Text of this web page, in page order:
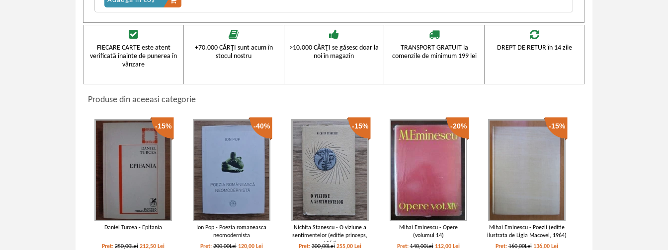
FIECARE CARTE este atent
verificată înainte de punerea în
vânzare
+70.000 CĂRŢI sunt acum în
stocul nostru
>10.000 CĂRŢI se găsesc doar la
noi în magazin
TRANSPORT GRATUIT la
comenzile de minimum 199 lei
DREPT DE RETUR în 14 zile
Produse din aceeasi categorie
-15%
Daniel Turcea - Epifania
Pret: 250,00Lei 212,50 Lei
-40%
Ion Pop - Poezia romaneasca
neomodernista
Pret:200,00Lei 120,00 Lei
-15%
Nichita Stanescu - O viziune a
sentimentelor (editie princeps,
1964)
Pret:300,00Lei 255,00 Lei
-20%
Mihai Eminescu - Opere
(volumul 14)
Pret:140,00Lei 112,00 Lei
-15%
Mihai Eminescu - Poezii (editie
ilustrata de Ligia Macovei, 1964)
Pret:160,00Lei 136,00 Lei